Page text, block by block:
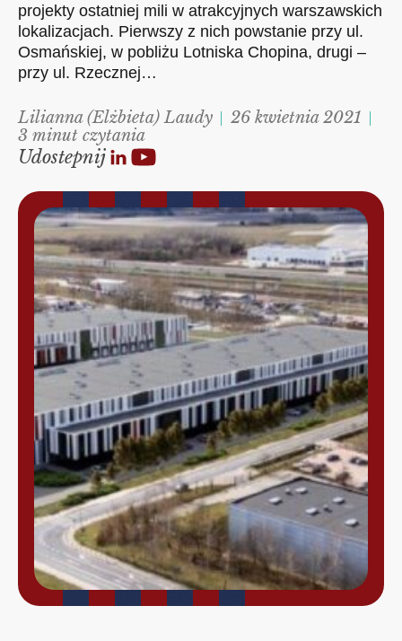
projekty ostatniej mili w atrakcyjnych warszawskich
lokalizacjach. Pierwszy z nich powstanie przy ul.
Osmańskiej, w pobliżu Lotniska Chopina, drugi –
przy ul. Rzecznej…
Lilianna (Elżbieta) Laudy
26 kwietnia 2021
3 minut czytania
Udostepnij